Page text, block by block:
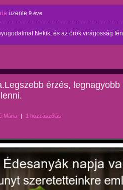
üzente 9 éve
Nekik, és az örök virágosság
érzés, legnagyobb
Mária | 1 hozzászólás